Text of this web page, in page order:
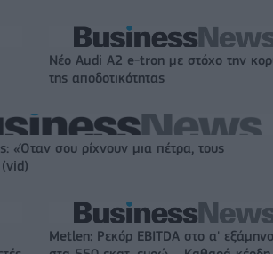
Νέο Audi A2 e-tron με στόχο την
της αποδοτικότητας
«Όταν σου ρίχνουν μια πέτρα, τους
(vid)
Metlen: Ρεκόρ EBITDA στο α'